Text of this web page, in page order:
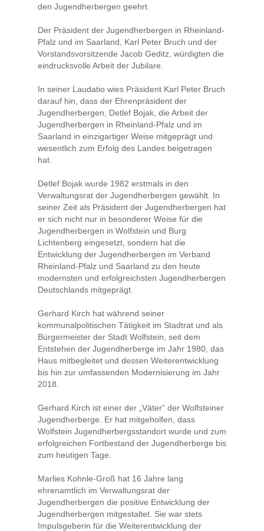
den Jugendherbergen geehrt.
Der Präsident der Jugendherbergen in Rheinland-
Pfalz und im Saarland, Karl Peter Bruch und der
Vorstandsvorsitzende Jacob Geditz, würdigten die
eindrucksvolle Arbeit der Jubilare.
In seiner Laudatio wies Präsident Karl Peter Bruch
darauf hin, dass der Ehrenpräsident der
Jugendherbergen, Detlef Bojak, die Arbeit der
Jugendherbergen in Rheinland-Pfalz und im
Saarland in einzigartiger Weise mitgeprägt und
wesentlich zum Erfolg des Landes beigetragen
hat.
Detlef Bojak wurde 1982 erstmals in den
Verwaltungsrat der Jugendherbergen gewählt. In
seiner Zeit als Präsident der Jugendherbergen hat
er sich nicht nur in besonderer Weise für die
Jugendherbergen in Wolfstein und Burg
Lichtenberg eingesetzt, sondern hat die
Entwicklung der Jugendherbergen im Verband
Rheinland-Pfalz und Saarland zu den heute
modernsten und erfolgreichsten Jugendherbergen
Deutschlands mitgeprägt.
Gerhard Kirch hat während seiner
kommunalpolitischen Tätigkeit im Stadtrat und als
Bürgermeister der Stadt Wolfstein, seit dem
Entstehen der Jugendherberge im Jahr 1980, das
Haus mitbegleitet und dessen Weiterentwicklung
bis hin zur umfassenden Modernisierung im Jahr
2018.
Gerhard Kirch ist einer der „Väter“ der Wolfsteiner
Jugendherberge. Er hat mitgeholfen, dass
Wolfstein Jugendherbergsstandort wurde und zum
erfolgreichen Fortbestand der Jugendherberge bis
zum heutigen Tage.
Marlies Kohnle-Groß hat 16 Jahre lang
ehrenamtlich im Verwaltungsrat der
Jugendherbergen die positive Entwicklung der
Jugendherbergen mitgestaltet. Sie war stets
Impulsgeberin für die Weiterentwicklung der